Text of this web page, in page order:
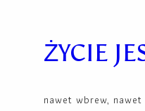
contentŻYCIE
nawet wbrew,